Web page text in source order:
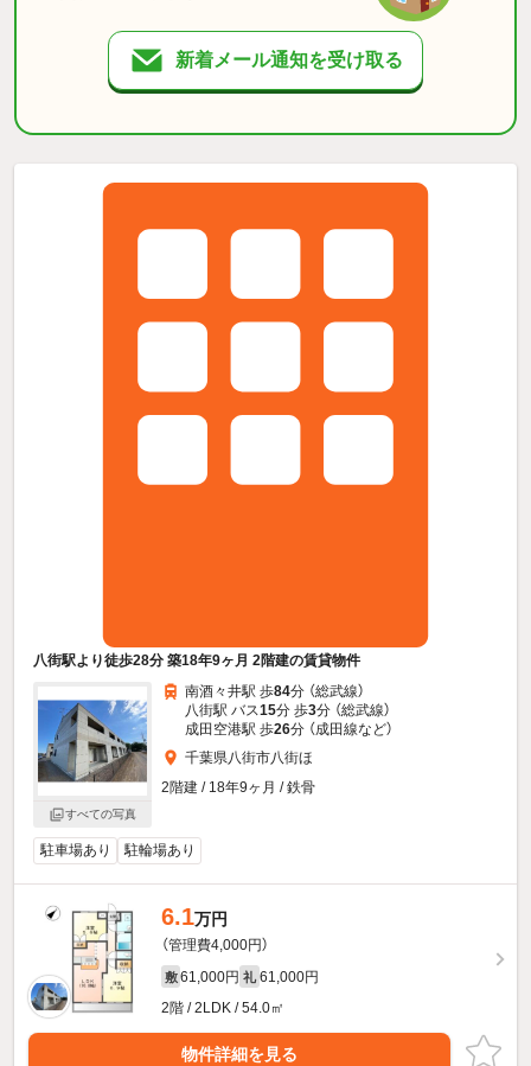
新着メール通知を受け取る
八街駅より徒歩28分 築18年9ヶ月 2階建の賃貸物件
すべての写真
南酒々井駅 歩84分 （総武線）
八街駅 バス15分 歩3分 （総武線）
成田空港駅 歩26分 （成田線など）
千葉県八街市八街ほ
2階建 / 18年9ヶ月 / 鉄骨
駐車場あり 駐輪場あり
6.1万円
（管理費4,000円）
敷 61,000円 礼 61,000円
2階 / 2LDK / 54.0㎡
物件詳細を見る